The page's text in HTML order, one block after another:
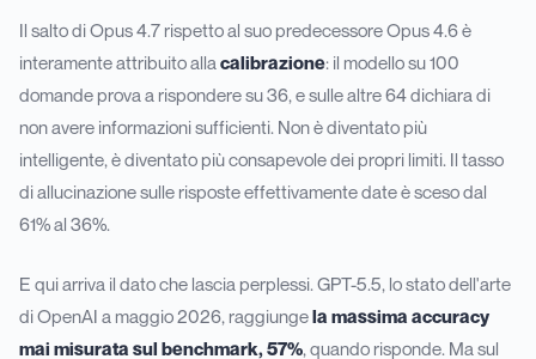
Il salto di Opus 4.7 rispetto al suo predecessore Opus 4.6 è
interamente attribuito alla calibrazione: il modello su 100
domande prova a rispondere su 36, e sulle altre 64 dichiara di
non avere informazioni sufficienti. Non è diventato più
intelligente, è diventato più consapevole dei propri limiti. Il tasso
di allucinazione sulle risposte effettivamente date è sceso dal
61% al 36%.
E qui arriva il dato che lascia perplessi. GPT-5.5, lo stato dell'arte
di OpenAI a maggio 2026, raggiungela massima accuracy
mai misurata sul benchmark, 57%, quando risponde. Ma sul